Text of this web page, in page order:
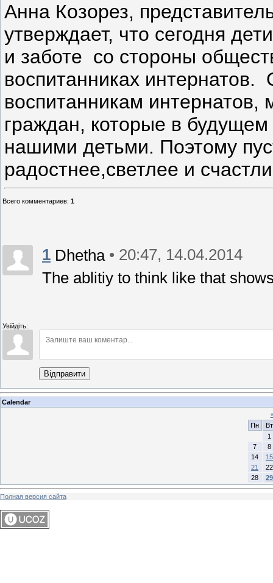
Анна Козорез,
утверждает, что сегодня
и заботе со стороны
воспитанниках интернатов.
воспитанникам
граждан, которые в
нашими детьми. Поэтому
радостнее,светлее и
Всего комментариев: 1
1 Dhetha • 20:47, 14.04.2014
The ablitiy to think like that
Увійдіть:
Відправити
Calendar
Пн
Вт
1
7
8
14
15
21
22
28
29
Полная версия сайта